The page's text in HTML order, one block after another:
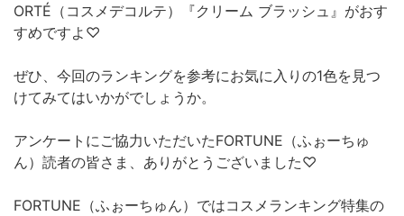
ORTÉ（コスメデコルテ）『クリーム ブラッシュ』がおす
すめですよ♡
ぜひ、今回のランキングを参考にお気に入りの1色を見つ
けてみてはいかがでしょうか。
アンケートにご協力いただいたFORTUNE（ふぉーちゅ
ん）読者の皆さま、ありがとうございました♡
FORTUNE（ふぉーちゅん）ではコスメランキング特集の